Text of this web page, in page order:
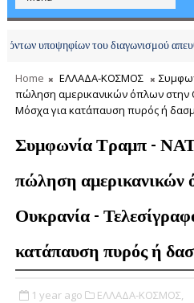
του διαγωνισμού απευθείας
Home ΕΛΛΑΔΑ-ΚΟΣΜΟΣ
πώληση αμερικανικών όπλων στην
Μόσχα για κατάπαυση πυρός ή
Συμφωνία Τραμπ -
πώληση αμερικανικών
Ουκρανία -
κατάπαυση πυρός ή
1 year ago ΕΛΛΑΔΑ-ΚΟΣΜΟΣ,